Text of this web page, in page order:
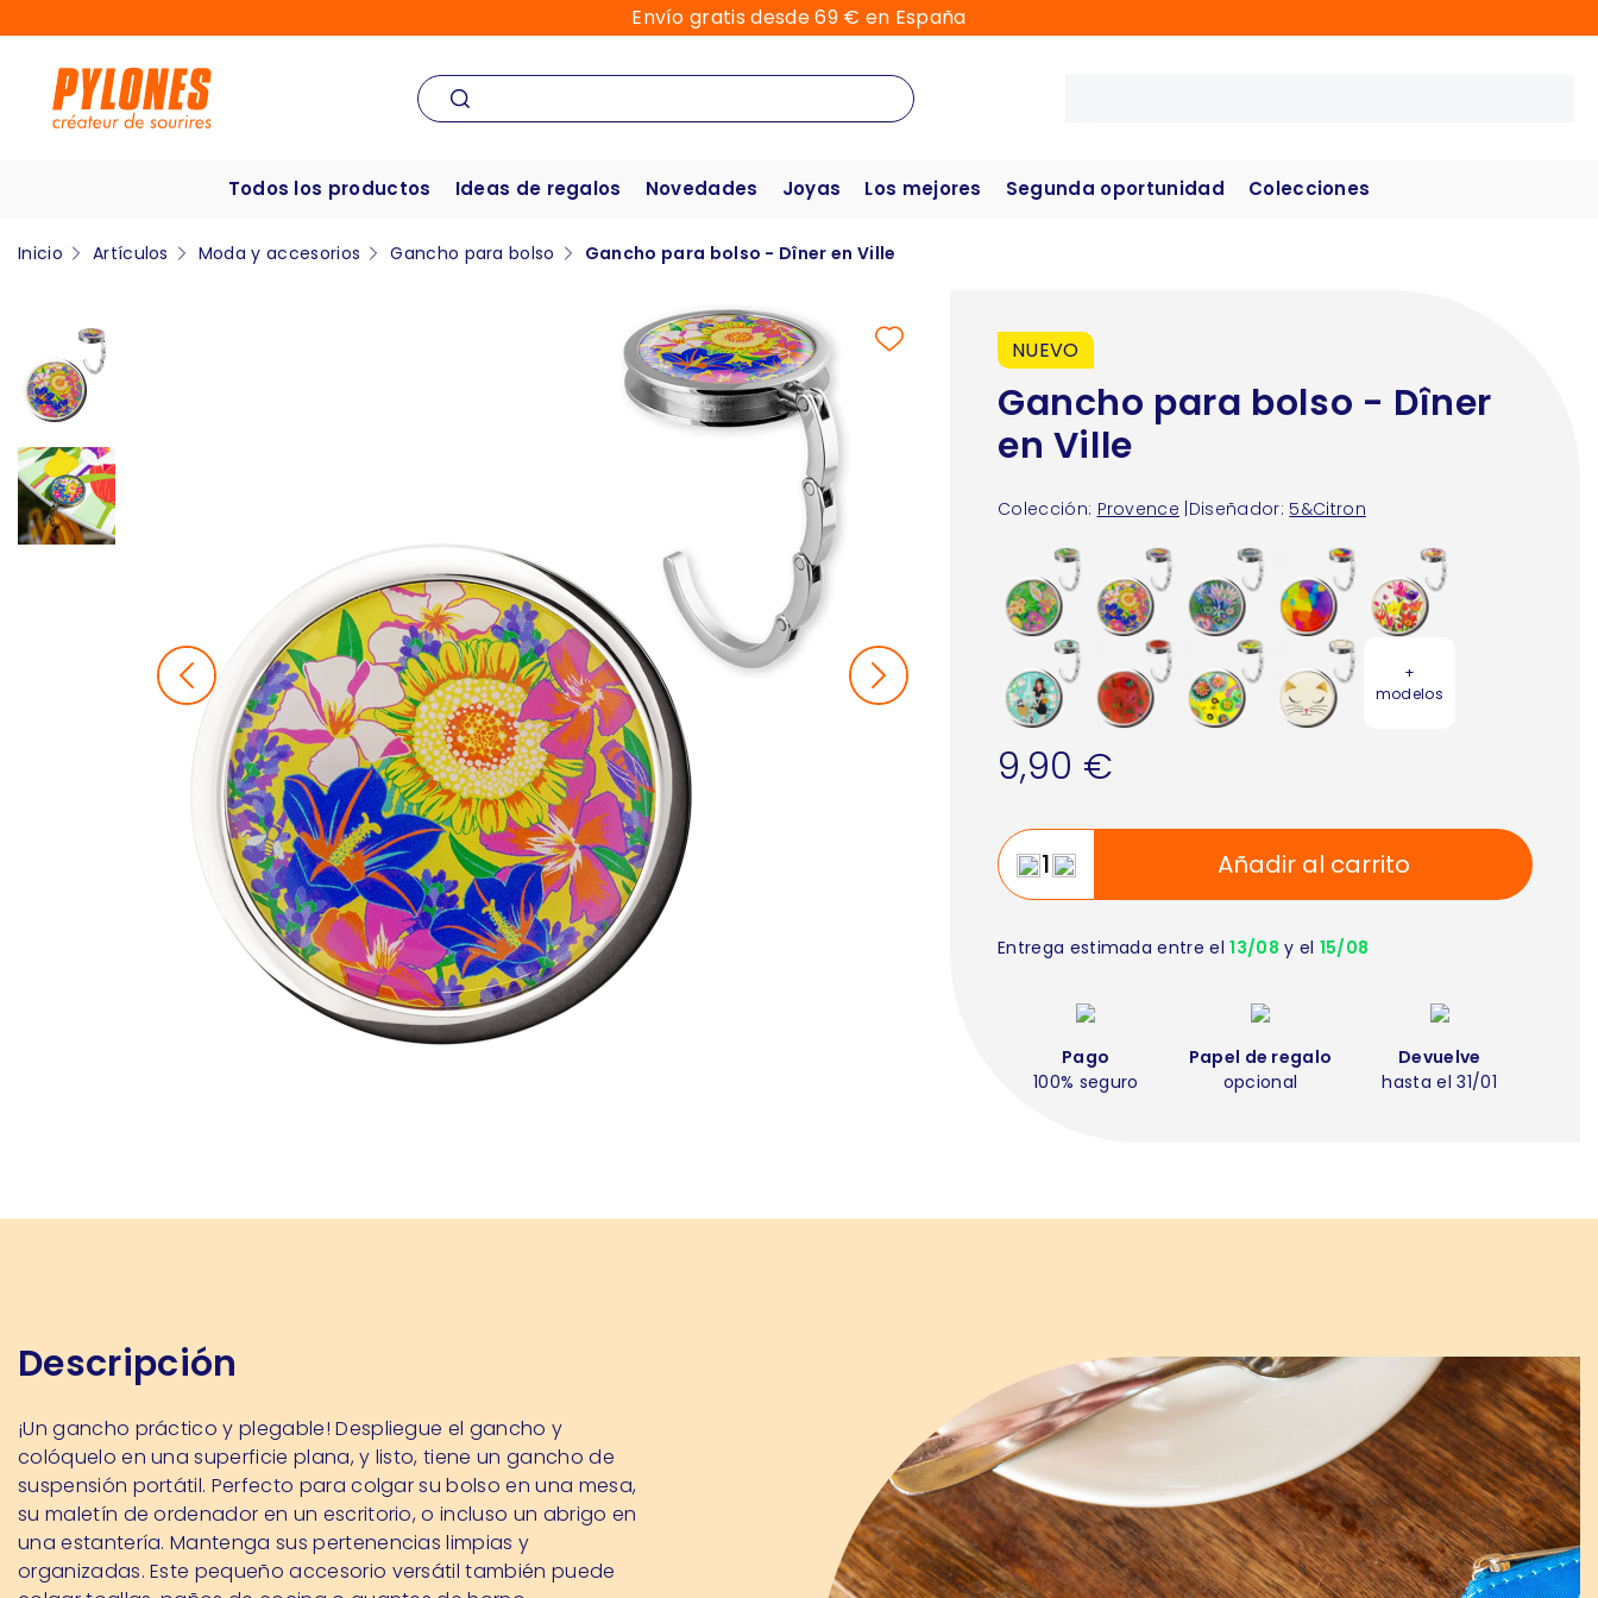
Envío gratis desde 69 € en España
Todos los productos Ideas de regalos Novedades Joyas Los mejores Segunda oportunidad Colecciones
Inicio Artículos Moda y accesorios Gancho para bolso Gancho para bolso - Dîner en Ville
NUEVO
Gancho para bolso - Dîner
en Ville
Colección: Provence Diseñador: 5&Citron
+
modelos
9,90 €
Añadir al carrito
Entrega estimada entre el13/08 y el 15/08
Pago
100% seguro
Papel de regalo
opcional
Devuelve
hasta el 31/01
Descripción
¡Un gancho práctico y plegable! Despliegue el gancho y
colóquelo en una superficie plana, y listo, tiene un gancho de
suspensión portátil. Perfecto para colgar su bolso en una mesa,
su maletín de ordenador en un escritorio, o incluso un abrigo en
una estantería. Mantenga sus pertenencias limpias y
organizadas. Este pequeño accesorio versátil también puede